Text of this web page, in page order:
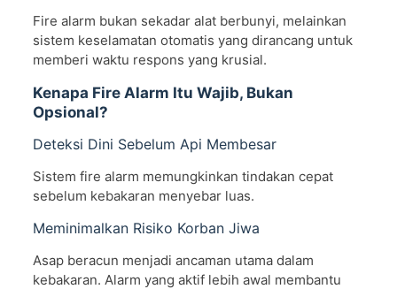
Fire alarm bukan sekadar alat berbunyi, melainkan
sistem keselamatan otomatis yang dirancang untuk
memberi waktu respons yang krusial.
Kenapa Fire Alarm Itu Wajib, Bukan
Opsional?
Deteksi Dini Sebelum Api Membesar
Sistem fire alarm memungkinkan tindakan cepat
sebelum kebakaran menyebar luas.
Meminimalkan Risiko Korban Jiwa
Asap beracun menjadi ancaman utama dalam
kebakaran. Alarm yang aktif lebih awal membantu